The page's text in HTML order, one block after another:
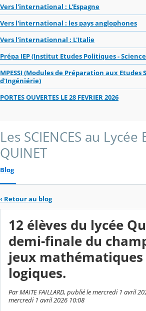
Vers l'international : L'Espagne
Vers l'international : les pays anglophones
Vers l'internationnal : L'Italie
Prépa IEP (Institut Etudes Politiques -
MPESSI (Modules de Préparation aux
d'Ingéniérie)
PORTES OUVERTES LE 28 FEVRIER 2026
Les SCIENCES au Lycée
QUINET
Blog
‹ Retour au blog
12 élèves du lycée
demi-finale du
jeux
logiques.
Par MAITE FAILLARD, publié le mercredi 1 avril
mercredi 1 avril 2026 10:08